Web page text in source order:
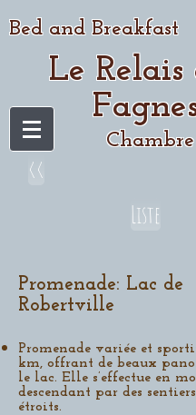
Bed and Breakfast
Le Relais
<<
Liste
Promenade: Lac de
Robertville
Promenade variée et
km, offrant de beaux
le lac. Elle s’effectue en
descendant par des
étroits.